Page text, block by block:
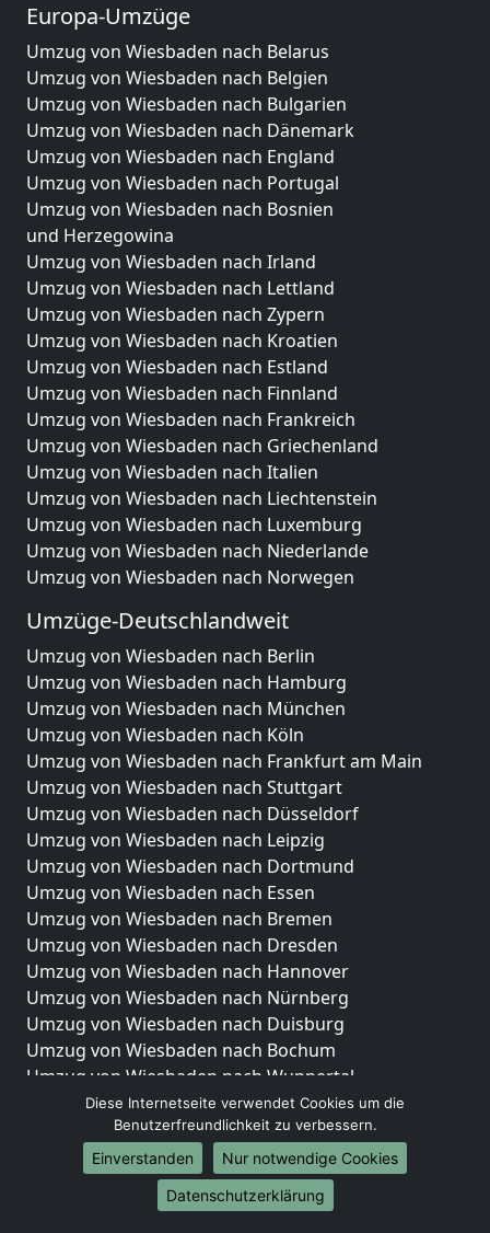
Europa-Umzüge
Umzug von Wiesbaden nach Belarus
Umzug von Wiesbaden nach Belgien
Umzug von Wiesbaden nach Bulgarien
Umzug von Wiesbaden nach Dänemark
Umzug von Wiesbaden nach England
Umzug von Wiesbaden nach Portugal
Umzug von Wiesbaden nach Bosnien
und Herzegowina
Umzug von Wiesbaden nach Irland
Umzug von Wiesbaden nach Lettland
Umzug von Wiesbaden nach Zypern
Umzug von Wiesbaden nach Kroatien
Umzug von Wiesbaden nach Estland
Umzug von Wiesbaden nach Finnland
Umzug von Wiesbaden nach Frankreich
Umzug von Wiesbaden nach Griechenland
Umzug von Wiesbaden nach Italien
Umzug von Wiesbaden nach Liechtenstein
Umzug von Wiesbaden nach Luxemburg
Umzug von Wiesbaden nach Niederlande
Umzug von Wiesbaden nach Norwegen
Umzüge-Deutschlandweit
Umzug von Wiesbaden nach Berlin
Umzug von Wiesbaden nach Hamburg
Umzug von Wiesbaden nach München
Umzug von Wiesbaden nach Köln
Umzug von Wiesbaden nach Frankfurt am Main
Umzug von Wiesbaden nach Stuttgart
Umzug von Wiesbaden nach Düsseldorf
Umzug von Wiesbaden nach Leipzig
Umzug von Wiesbaden nach Dortmund
Umzug von Wiesbaden nach Essen
Umzug von Wiesbaden nach Bremen
Umzug von Wiesbaden nach Dresden
Umzug von Wiesbaden nach Hannover
Umzug von Wiesbaden nach Nürnberg
Umzug von Wiesbaden nach Duisburg
Umzug von Wiesbaden nach Bochum
Umzug von Wiesbaden nach Wuppertal
Umzug von Wiesbaden nach Bielefeld
Umzug von Wiesbaden nach Bonn
Umzug von Wiesbaden nach Münster
Internationale-Umzüge
Diese Internetseite verwendet Cookies um die
Benutzerfreundlichkeit zu verbessern.
Einverstanden
Nur notwendige Cookies
Datenschutzerklärung